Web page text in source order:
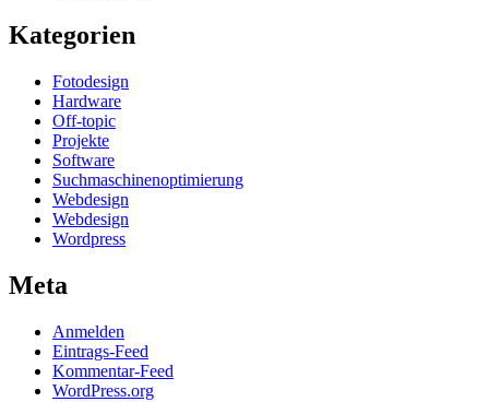
Kategorien
Fotodesign
Hardware
Off-topic
Projekte
Software
Suchmaschinenoptimierung
Webdesign
Webdesign
Wordpress
Meta
Anmelden
Eintrags-Feed
Kommentar-Feed
WordPress.org